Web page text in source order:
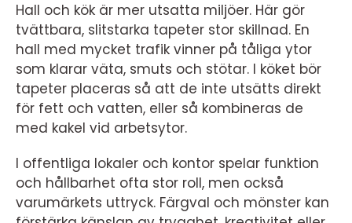
Hall och kök är mer utsatta miljöer. Här gör
tvättbara, slitstarka tapeter stor skillnad. En
hall med mycket trafik vinner på tåliga ytor
som klarar väta, smuts och stötar. I köket bör
tapeter placeras så att de inte utsätts direkt
för fett och vatten, eller så kombineras de
med kakel vid arbetsytor.
I offentliga lokaler och kontor spelar funktion
och hållbarhet ofta stor roll, men också
varumärkets uttryck. Färgval och mönster kan